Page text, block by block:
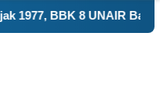
Bangun Identitas